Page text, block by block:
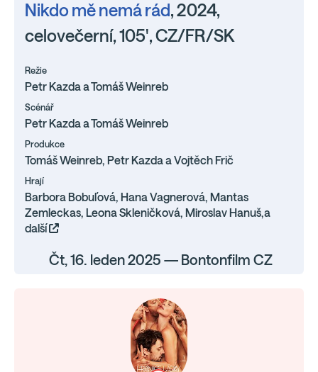
Nikdo mě nemá rád, 2024,
celovečerní, 105', CZ/FR/SK
Režie
Petr Kazda a Tomáš Weinreb
Scénář
Petr Kazda a Tomáš Weinreb
Produkce
Tomáš Weinreb, Petr Kazda a Vojtěch Frič
Hrají
Barbora Bobuľová, Hana Vagnerová, Mantas
Zemleckas, Leona Skleničková, Miroslav Hanuš,a
další
Čt, 16. leden 2025 — Bontonfilm CZ